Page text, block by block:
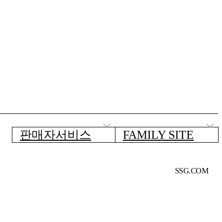
판매자서비스 FAMILY SITE
SSG.COM